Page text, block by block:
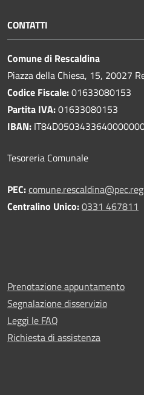
CONTATTI
Comune di Rescaldina
Piazza della Chiesa, 15, 20027
Codice Fiscale:01633080153
Partita IVA:01633080153
IBAN:
Tesoreria Comunale
PEC:
Centralino Unico:0331 467811
Prenotazione appuntamento
Segnalazione disservizio
Leggi le FAQ
Richiesta di assistenza